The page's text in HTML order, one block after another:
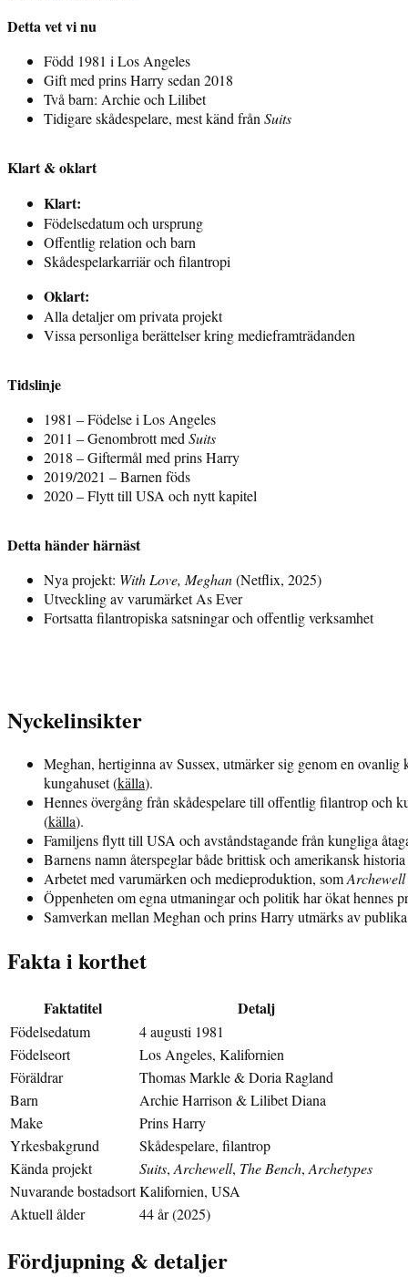
Detta vet vi nu
Född 1981 i Los Angeles
Gift med prins Harry sedan 2018
Två barn: Archie och Lilibet
Tidigare skådespelare, mest känd från Suits
Klart & oklart
Klart:
Födelsedatum och ursprung
Offentlig relation och barn
Skådespelarkarriär och filantropi
Oklart:
Alla detaljer om privata projekt
Vissa personliga berättelser kring medieframträdanden
Tidslinje
1981 – Födelse i Los Angeles
2011 – Genombrott med Suits
2018 – Giftermål med prins Harry
2019/2021 – Barnen föds
2020 – Flytt till USA och nytt kapitel
Detta händer härnäst
Nya projekt: With Love, Meghan(Netflix, 2025)
Utveckling av varumärket As Ever
Fortsatta filantropiska satsningar och offentlig verksamhet
Nyckelinsikter
Meghan, hertiginna av Sussex, utmärker sig genom en
kungahuset (källa).
Hennes övergång från skådespelare till offentlig filantrop och
(källa).
Familjens flytt till USA och avståndstagande från kungliga
Barnens namn återspeglar både brittisk och amerikansk
Arbetet med varumärken och medieproduktion, somArchewell
Öppenheten om egna utmaningar och politik har ökat hennes
Samverkan mellan Meghan och prins Harry utmärks av
Fakta i korthet
Faktatitel Detalj
Födelsedatum
4 augusti 1981
Födelseort
Los Angeles, Kalifornien
Föräldrar
Thomas Markle & Doria Ragland
Barn
Archie Harrison & Lilibet Diana
Make
Prins Harry
Yrkesbakgrund
Skådespelare, filantrop
Kända projekt
Suits, Archewell, The Bench, Archetypes
Nuvarande bostadsortKalifornien, USA
Aktuell ålder
44 år (2025)
Fördjupning & detaljer